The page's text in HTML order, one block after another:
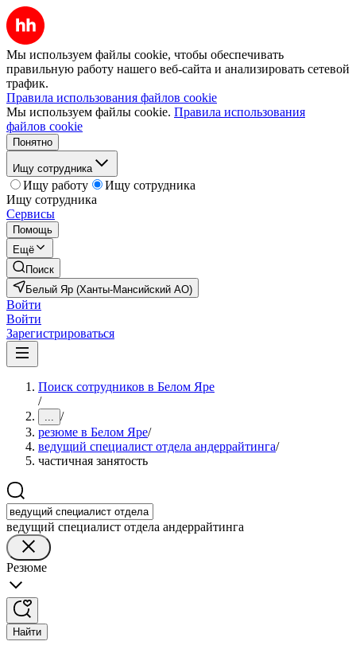
Мы используем файлы cookie, чтобы обеспечивать
правильную работу нашего веб-сайта и анализировать сетевой
трафик.
Правила использования файлов cookie
Мы используем файлы cookie. Правила использования
файлов cookie
Понятно
Ищу сотрудника
Ищу работу
Ищу сотрудника
Ищу сотрудника
Сервисы
Помощь
Ещё
Поиск
Белый Яр (Ханты-Мансийский АО)
Войти
Войти
Зарегистрироваться
Поиск сотрудников в Белом Яре
/
... /
резюме в Белом Яре/
ведущий специалист отдела андеррайтинга/
частичная занятость
ведущий специалист отдела андеррайтинга
Резюме
Найти